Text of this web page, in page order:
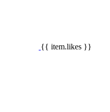
{{ item.likes }}